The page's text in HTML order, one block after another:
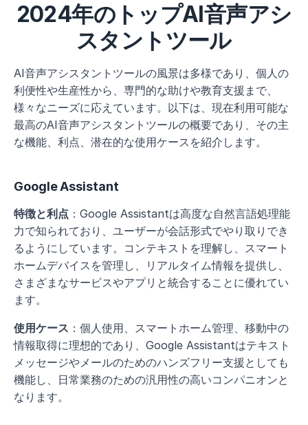
2024年のトップAI音声アシ
スタントツール
AI音声アシスタントツールの風景は多様であり、個人の
利便性や生産性から、専門的な助けや教育支援まで、
様々なニーズに応えています。以下は、現在利用可能な
最高のAI音声アシスタントツールの概要であり、その主
な機能、利点、潜在的な使用ケースを紹介します。
Google Assistant
特徴と利点 ：Google Assistantは高度な自然言語処理能
力で知られており、ユーザーが会話形式でやり取りでき
るようにしています。コンテキストを理解し、スマート
ホームデバイスを管理し、リアルタイム情報を提供し、
さまざまなサービスやアプリと統合することに優れてい
ます。
使用ケース ：個人使用、スマートホーム管理、移動中の
情報取得に理想的であり、Google Assistantはテキスト
メッセージやメールのためのハンズフリー支援としても
機能し、日常業務のための汎用性の高いコンパニオンと
なります。